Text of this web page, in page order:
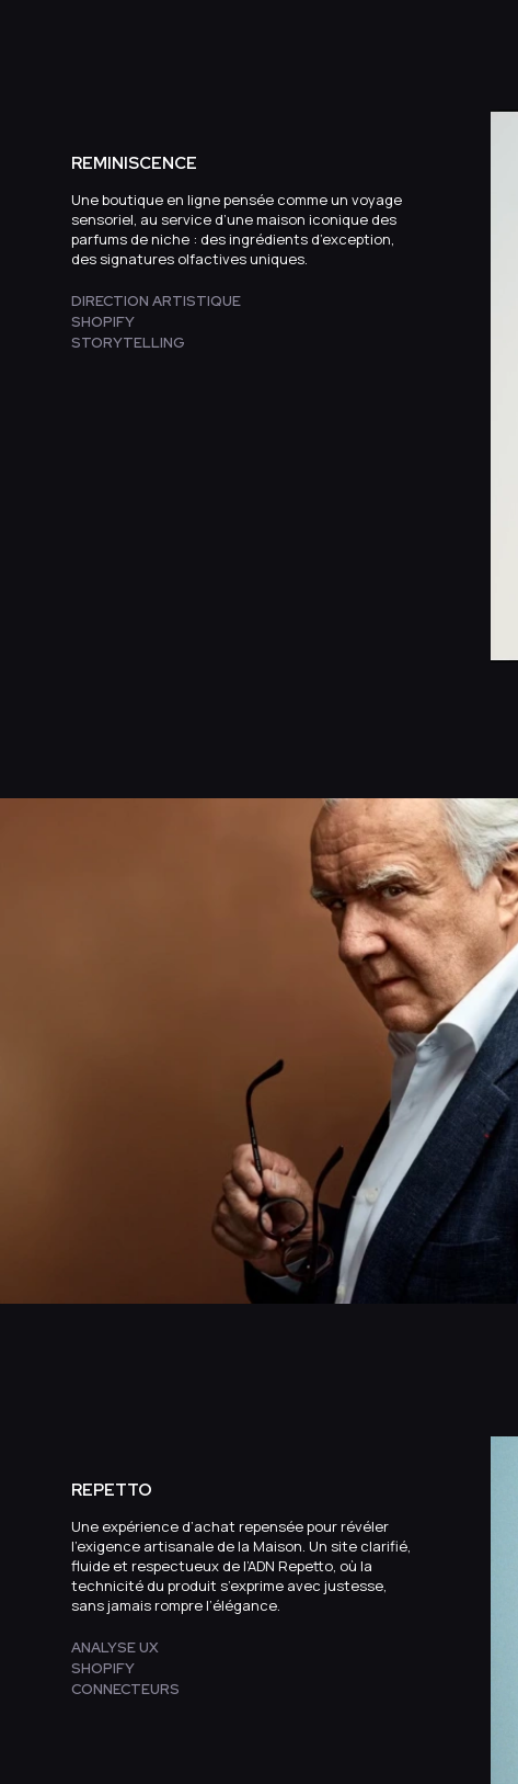
REMINISCENCE
Une boutique en ligne pensée comme un voyage
sensoriel, au service d’une maison iconique des
parfums de niche : des ingrédients d’exception,
des signatures olfactives uniques.
DIRECTION ARTISTIQUE
SHOPIFY
STORYTELLING
REPETTO
Une expérience d’achat repensée pour révéler
l’exigence artisanale de la Maison. Un site clarifié,
fluide et respectueux de l’ADN Repetto, où la
technicité du produit s’exprime avec justesse,
sans jamais rompre l’élégance.
ANALYSE UX
SHOPIFY
CONNECTEURS